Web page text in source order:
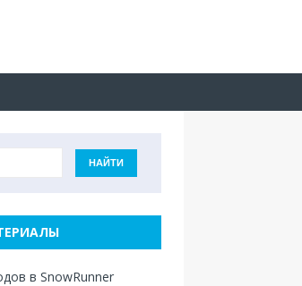
в SnowRunner